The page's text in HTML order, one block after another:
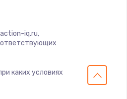
iq.ru,
каких условиях